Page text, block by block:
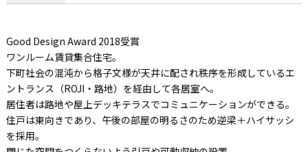
Good Design Award 2018受賞
ワンルーム賃貸集合住宅。
下町社会の混沌から格子文様が天井に配され秩序を形成しているエ
ントランス（ROJI・路地）を経由して各居室へ。
居住者は路地や屋上デッキテラスでコミュニケーションができる。
住戸は東向きであり、午後の部屋の明るさのため逆梁＋ハイサッシ
を採用。